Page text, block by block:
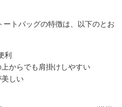
トバッグの特徴は、以下のとお
利
からでも肩掛けしやすい
しい